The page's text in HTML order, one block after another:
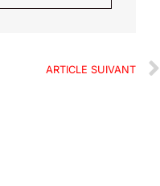
ARTICLE SUIVANT